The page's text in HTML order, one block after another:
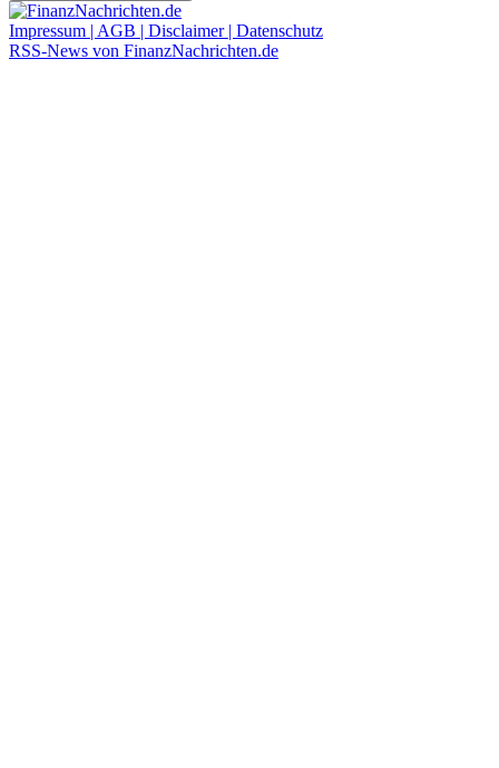
Impressum | AGB | Disclaimer | Datenschutz
RSS-News von FinanzNachrichten.de